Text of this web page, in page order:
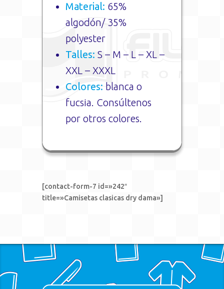
Material: 65%
algodón/ 35%
polyester
Talles: S – M – L – XL –
XXL – XXXL
Colores: blanca o
fucsia. Consúltenos
por otros colores.
[contact-form-7 id=»242″
title=»Camisetas clasicas dry dama»]